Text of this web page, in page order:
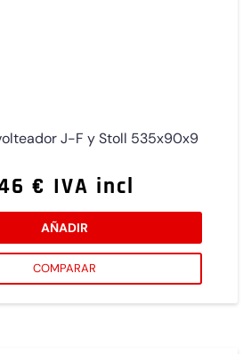
J-F y Stoll 535x90x9
€ IVA incl
AÑADIR
COMPARAR